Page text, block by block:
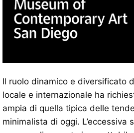
Il ruolo dinamico e diversificato
locale e internazionale ha
ampia di quella tipica delle
minimalista di oggi. L’eccessiva